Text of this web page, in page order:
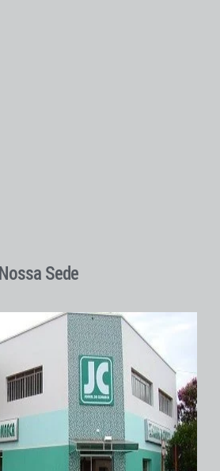
Nossa Sede